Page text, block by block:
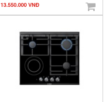
13.550.000 VNĐ